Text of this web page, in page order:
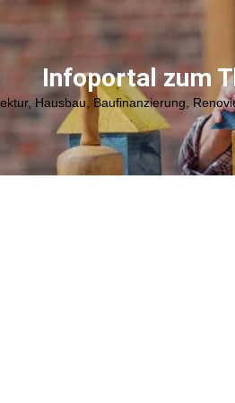
Infoportal zum
Hausbau, Baufinanzierung,